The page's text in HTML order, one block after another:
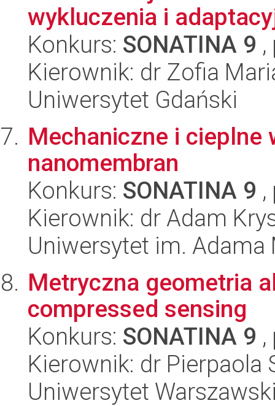
wykluczenia i
Konkurs: SONATINA 9
Kierownik: dr Zofia
Uniwersytet Gdański
Mechaniczne i cieplne
nanomembran
Konkurs: SONATINA 9
Kierownik: dr Adam
Uniwersytet im.
Metryczna geometria
compressed sensing
Konkurs: SONATINA 9
Kierownik: dr Pierpaola
Uniwersytet